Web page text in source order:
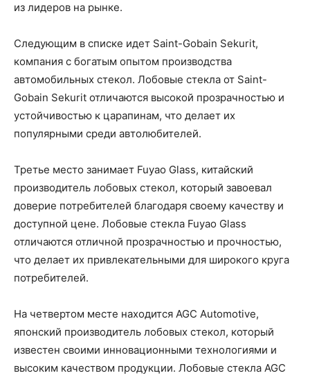
из лидеров на рынке.
Следующим в списке идет Saint-Gobain Sekurit,
компания с богатым опытом производства
автомобильных стекол. Лобовые стекла от Saint-
Gobain Sekurit отличаются высокой прозрачностью и
устойчивостью к царапинам, что делает их
популярными среди автолюбителей.
Третье место занимает Fuyao Glass, китайский
производитель лобовых стекол, который завоевал
доверие потребителей благодаря своему качеству и
доступной цене. Лобовые стекла Fuyao Glass
отличаются отличной прозрачностью и прочностью,
что делает их привлекательными для широкого круга
потребителей.
На четвертом месте находится AGC Automotive,
японский производитель лобовых стекол, который
известен своими инновационными технологиями и
высоким качеством продукции. Лобовые стекла AGC